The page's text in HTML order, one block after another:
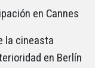
en Cannes
la cineasta
en Berlín